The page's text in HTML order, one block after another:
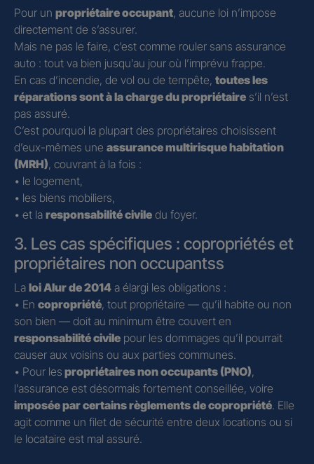
Pour un propriétaire occupant, aucune loi n’impose
directement de s’assurer.
Mais ne pas le faire, c’est comme rouler sans assurance
auto : tout va bien jusqu’au jour où l’imprévu frappe.
En cas d’incendie, de vol ou de tempête, toutes les
réparations sont à la charge du propriétaire s’il n’est
pas assuré.
C’est pourquoi la plupart des propriétaires choisissent
d’eux-mêmes une assurance multirisque habitation
(MRH), couvrant à la fois :
• le logement,
• les biens mobiliers,
• et la responsabilité civile du foyer.
3. Les cas spécifiques : copropriétés et
propriétaires non occupantss
La loi Alur de 2014 a élargi les obligations :
• En copropriété, tout propriétaire — qu’il habite ou non
son bien — doit au minimum être couvert en
responsabilité civile pour les dommages qu’il pourrait
causer aux voisins ou aux parties communes.
• Pour les propriétaires non occupants (PNO),
l’assurance est désormais fortement conseillée, voire
imposée par certains règlements de copropriété. Elle
agit comme un filet de sécurité entre deux locations ou si
le locataire est mal assuré.